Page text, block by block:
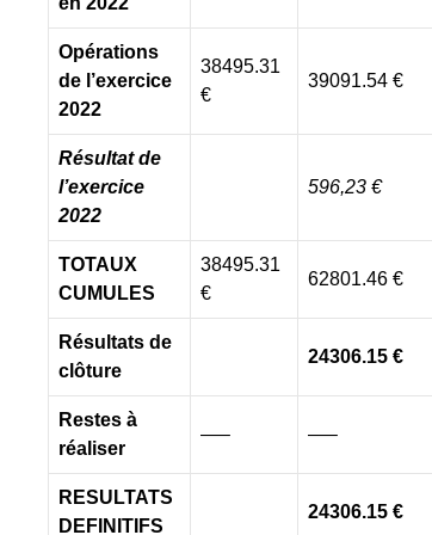
Opérations
de l’exercice
2022
38495.31
€
39091.54 €
Résultat de
l’exercice
2022
596,23 €
TOTAUX
CUMULES
38495.31
€
62801.46 €
Résultats de
clôture
24306.15 €
Restes à
réaliser
—– —–
RESULTATS
DEFINITIFS
24306.15 €